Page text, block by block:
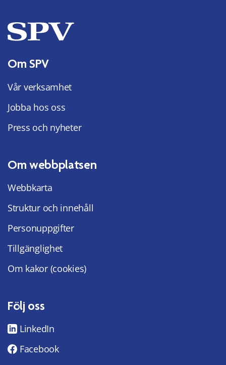
Om SPV
Vår verksamhet
Jobba hos oss
Press och nyheter
Om webbplatsen
Webbkarta
Struktur och innehåll
Personuppgifter
Tillgänglighet
Om kakor (cookies)
Följ oss
LinkedIn
Facebook